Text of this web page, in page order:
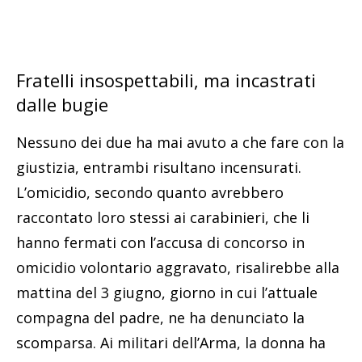
Fratelli insospettabili, ma incastrati
dalle bugie
Nessuno dei due ha mai avuto a che fare con la
giustizia, entrambi risultano incensurati.
L’omicidio, secondo quanto avrebbero
raccontato loro stessi ai carabinieri, che li
hanno fermati con l’accusa di concorso in
omicidio volontario aggravato, risalirebbe alla
mattina del 3 giugno, giorno in cui l’attuale
compagna del padre, ne ha denunciato la
scomparsa. Ai militari dell’Arma, la donna ha